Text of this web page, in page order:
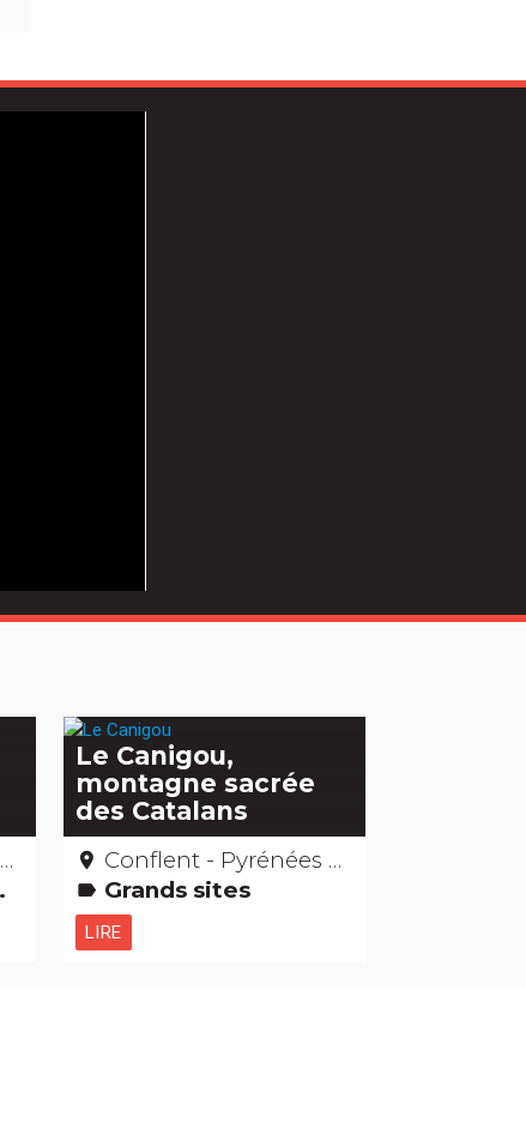
Le Canigou,
montagne sacrée
des Catalans
place Conflent - Pyrénées Orientales
label Grands sites
LIRE